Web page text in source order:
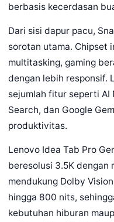
berbasis kecerdasan
Dari sisi dapur pacu,
sorotan utama. Chipset
multitasking, gaming
dengan lebih responsif.
sejumlah fitur seperti AI
Search, dan Google
produktivitas.
Lenovo Idea Tab Pro
beresolusi 3.5K dengan
mendukung Dolby
hingga 800 nits,
kebutuhan hiburan